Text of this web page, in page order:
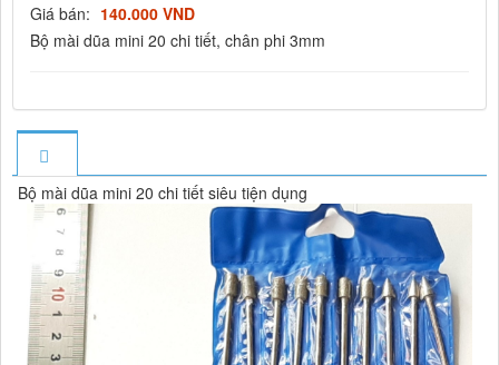
Giá bán: 140.000 VND
Bộ mài dũa mini 20 chi tiết, chân phi 3mm
Bộ mài dũa mini 20 chi tiết siêu tiện dụng